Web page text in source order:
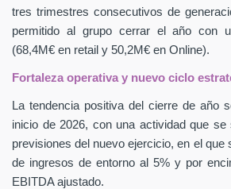
tres trimestres consecutivos de
permitido al grupo cerrar el año con
(68,4M€ en retail y 50,2M€ en Online).
Fortaleza operativa y nuevo ciclo
La tendencia positiva del cierre de año
inicio de 2026, con una actividad que
previsiones del nuevo ejercicio, en el que
de ingresos de entorno al 5% y por
EBITDA ajustado.